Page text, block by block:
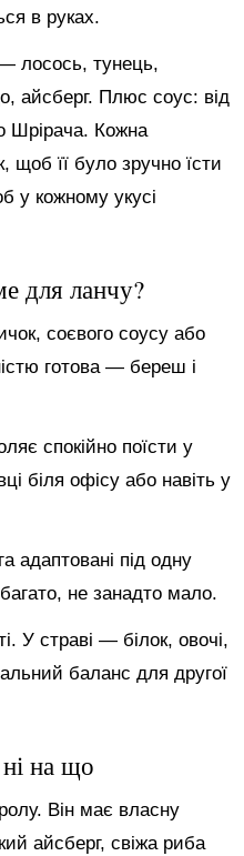
в руках.
лосось, тунець,
айсберг. Плюс соус: від
Шрірача. Кожна
щоб її було зручно їсти
у кожному укусі
для ланчу?
соєвого соусу або
готова — береш і
спокійно поїсти у
біля офісу або навіть у
адаптовані під одну
не занадто мало.
У страві — білок, овочі,
баланс для другої
на що
Він має власну
айсберг, свіжа риба